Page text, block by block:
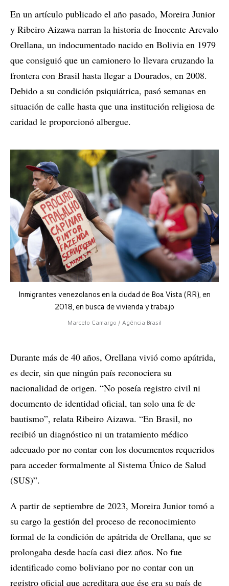
En un artículo publicado el año pasado, Moreira Junior
y Ribeiro Aizawa narran la historia de Inocente Arevalo
Orellana, un indocumentado nacido en Bolivia en 1979
que consiguió que un camionero lo llevara cruzando la
frontera con Brasil hasta llegar a Dourados, en 2008.
Debido a su condición psiquiátrica, pasó semanas en
situación de calle hasta que una institución religiosa de
caridad le proporcionó albergue.
Inmigrantes venezolanos en la ciudad de Boa Vista (RR), en
2018, en busca de vivienda y trabajo
Marcelo Camargo / Agência Brasil
Durante más de 40 años, Orellana vivió como apátrida,
es decir, sin que ningún país reconociera su
nacionalidad de origen. “No poseía registro civil ni
documento de identidad oficial, tan solo una fe de
bautismo”, relata Ribeiro Aizawa. “En Brasil, no
recibió un diagnóstico ni un tratamiento médico
adecuado por no contar con los documentos requeridos
para acceder formalmente al Sistema Único de Salud
(SUS)”.
A partir de septiembre de 2023, Moreira Junior tomó a
su cargo la gestión del proceso de reconocimiento
formal de la condición de apátrida de Orellana, que se
prolongaba desde hacía casi diez años. No fue
identificado como boliviano por no contar con un
registro oficial que acreditara que ése era su país de